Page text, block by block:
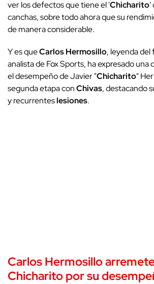
ver los defectos que tiene el 'Chicharito'
canchas, sobre todo ahora que su
de manera considerable.
Y es queCarlos Hermosillo, leyenda
analista de Fox Sports, ha expresado una
el desempeño de Javier "Chicharito"
segunda etapa conChivas, destacando
y recurrenteslesiones.
Carlos Hermosillo
Chicharitopor su